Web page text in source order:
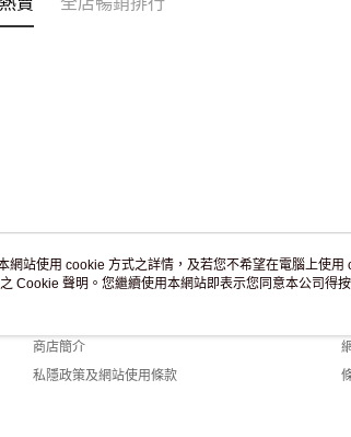
關於我們
商店簡介
私隱政策及網站使用條款
網站使用 cookie 方式之詳情，及若您不希望在電腦上使
Cookie 聲明。您繼續使用本網站即表示您同意本公司得